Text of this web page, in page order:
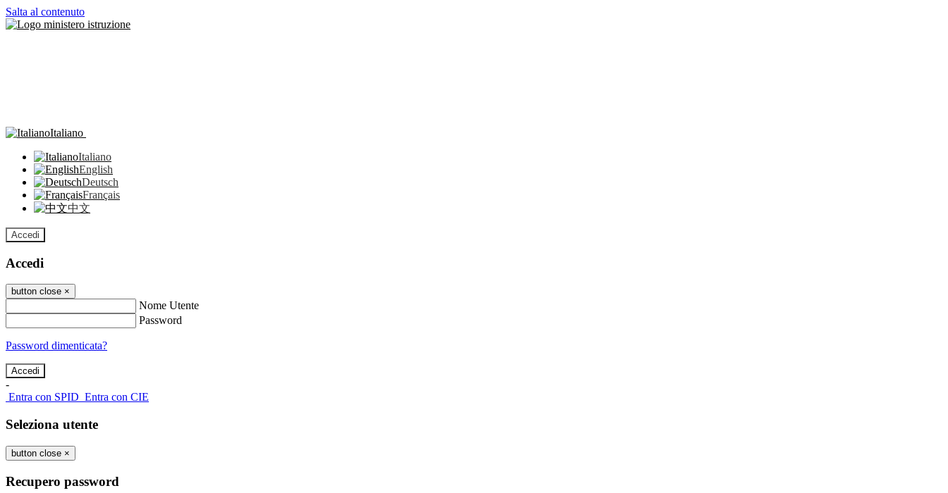
Salta al contenuto
Italiano
Italiano
English
Deutsch
Français
中文
Accedi
Accedi
button close ×
Nome Utente
Password
Password dimenticata?
-
Entra con SPID Entra con CIE
Seleziona utente
button close ×
Recupero password